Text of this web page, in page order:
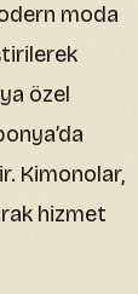
moda
özel
Kimonolar,
hizmet